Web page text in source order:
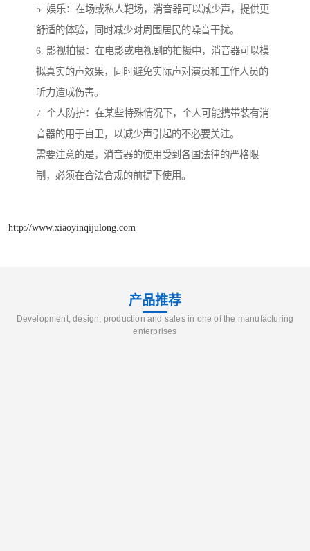
5. 娱乐：在场或私人靶场，消音器可以减少声，提供更
舒适的体验，同时减少对周围居民的噪音干扰。
6. 影视拍摄：在电影或电视剧的拍摄中，消音器可以模
拟真实的声效果，同时避免实际声对演员和工作人员的
听力造成伤害。
7. 个人防护：在某些特殊情况下，个人可能携带装有消
音器的用于自卫，以减少声引起的不必要关注。
需要注意的是，消音器的使用受到各国法律的严格限
制，必须在合法合规的前提下使用。
http://www.xiaoyinqijulong.com
产品推荐
Development, design, production and sales in one of the manufacturing
enterprises